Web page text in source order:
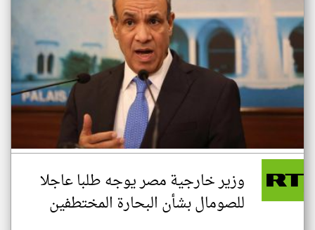
وزير خارجية مصر يوجه طلبا عاجلا
للصومال بشأن البحارة المختطفين